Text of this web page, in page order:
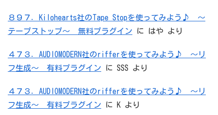
８９７．Kilohearts社のTape Stopを使ってみよう♪ ～
テープストップ～ 無料プラグイン に はや より
４７３．AUDIOMODERN社のrifferを使ってみよう♪ ～リ
フ生成～ 有料プラグイン に SSS より
４７３．AUDIOMODERN社のrifferを使ってみよう♪ ～リ
フ生成～ 有料プラグイン に K より